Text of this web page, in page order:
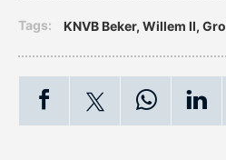
Tags: KNVB Beker, Willem II,